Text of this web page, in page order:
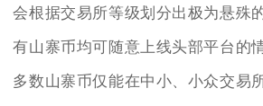
会根据交易所等级划分出极为悬殊
有山寨币均可随意上线头部平台的
多数山寨币仅能在中小、小众交易